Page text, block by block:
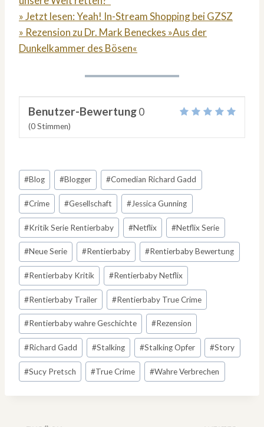
» Jetzt lesen: Yeah! In-Stream Shopping bei GZSZ
» Rezension zu Dr. Mark Beneckes »Aus der
Dunkelkammer des Bösen«
Benutzer-Bewertung0
(0Stimmen)
Schlagworte:
#Blog #Blogger #Comedian Richard Gadd
#Crime #Gesellschaft #Jessica Gunning
#Kritik Serie Rentierbaby #Netflix #Netflix Serie
#Neue Serie #Rentierbaby #Rentierbaby Bewertung
#Rentierbaby Kritik #Rentierbaby Netflix
#Rentierbaby Trailer #Rentierbaby True Crime
#Rentierbaby wahre Geschichte #Rezension
#Richard Gadd #Stalking #Stalking Opfer #Story
#Sucy Pretsch #True Crime #Wahre Verbrechen